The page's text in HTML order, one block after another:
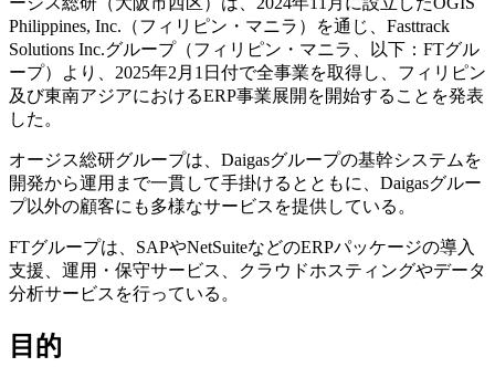
Philippines, Inc.（フィリピン・マニラ）を通じ、Fasttrack
Solutions Inc.グループ（フィリピン・マニラ、以下：FTグル
ープ）より、2025年2月1日付で全事業を取得し、フィリピン
及び東南アジアにおけるERP事業展開を開始することを発表
した。
オージス総研グループは、Daigasグループの基幹システムを
開発から運用まで一貫して手掛けるとともに、Daigasグルー
プ以外の顧客にも多様なサービスを提供している。
FTグループは、SAPやNetSuiteなどのERPパッケージの導入
支援、運用・保守サービス、クラウドホスティングやデータ
分析サービスを行っている。
目的